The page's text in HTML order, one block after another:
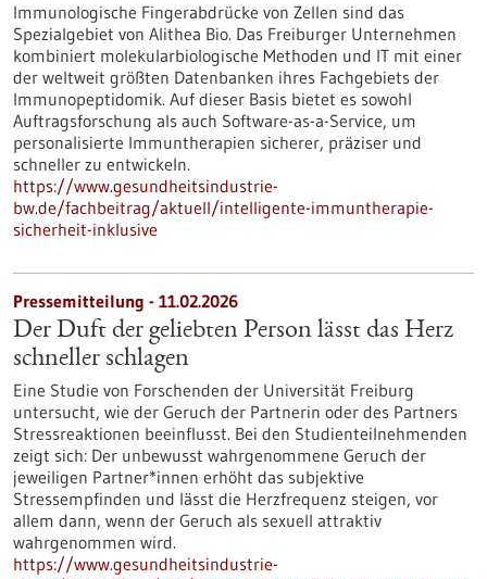
Immunologische Fingerabdrücke von Zellen sind das
Spezialgebiet von Alithea Bio. Das Freiburger Unternehmen
kombiniert molekularbiologische Methoden und IT mit einer
der weltweit größten Datenbanken ihres Fachgebiets der
Immunopeptidomik. Auf dieser Basis bietet es sowohl
Auftragsforschung als auch Software-as-a-Service, um
personalisierte Immuntherapien sicherer, präziser und
schneller zu entwickeln.
https://www.gesundheitsindustrie-
bw.de/fachbeitrag/aktuell/intelligente-immuntherapie-
sicherheit-inklusive
Pressemitteilung - 11.02.2026
Der Duft der geliebten Person lässt das Herz
schneller schlagen
Eine Studie von Forschenden der Universität Freiburg
untersucht, wie der Geruch der Partnerin oder des Partners
Stressreaktionen beeinflusst. Bei den Studienteilnehmenden
zeigt sich: Der unbewusst wahrgenommene Geruch der
jeweiligen Partner*innen erhöht das subjektive
Stressempfinden und lässt die Herzfrequenz steigen, vor
allem dann, wenn der Geruch als sexuell attraktiv
wahrgenommen wird.
https://www.gesundheitsindustrie-